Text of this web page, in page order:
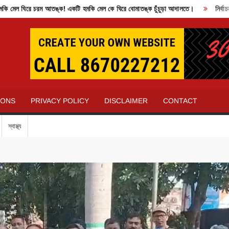
ঘিরে চরম আতঙ্ক! একটি হমকি মেল কে ঘিরে বোমাতঙ্ক চুঁচুড়া আদালতে। নির্বাচন
PRIVACY POLICY DISCLAIMER CONTACT
স্বাস্থ্য